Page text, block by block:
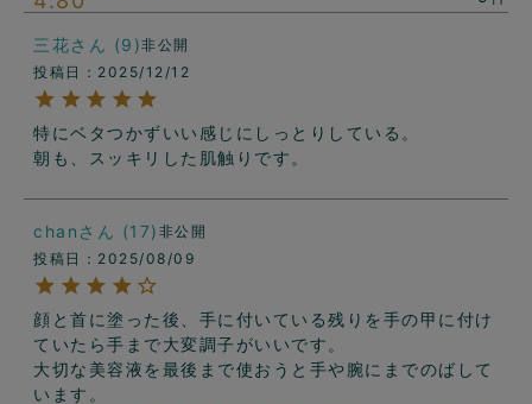
三花 9 非公開
投稿日
2025/12/12
特にベタつかずいい感じにしっとりしている。
朝も、スッキリした肌触りです。
chan 17 非公開
投稿日
2025/08/09
顔と首に塗った後、手に付いている残りを手の甲に付け
ていたら手まで大変調子がいいです。
大切な美容液を最後まで使おうと手や腕にまでのばして
います。